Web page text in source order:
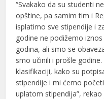
“Svakako da su studenti
opštine, pa samim tim i
isplatimo sve stipendije i
godine ne podižemo
godina, ali smo se
smo učinili i prošle
klasifikaciji, kako su
stipendije i mi ćemo
uplatom stipendija”, rekao